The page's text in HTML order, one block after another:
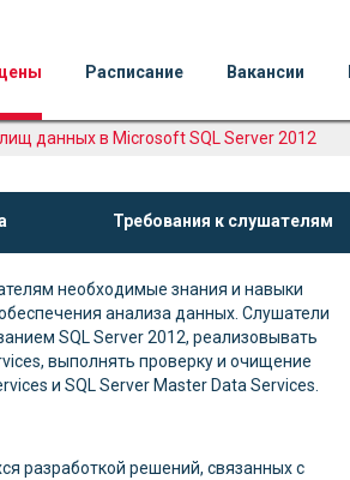
Расписание Вакансии
данных в Microsoft SQL Server 2012
Требования к слушателям
необходимые знания и навыки
анализа данных. Слушатели
SQL Server 2012, реализовывать
выполнять проверку и очищение
и SQL Server Master Data Services.
разработкой решений, связанных с